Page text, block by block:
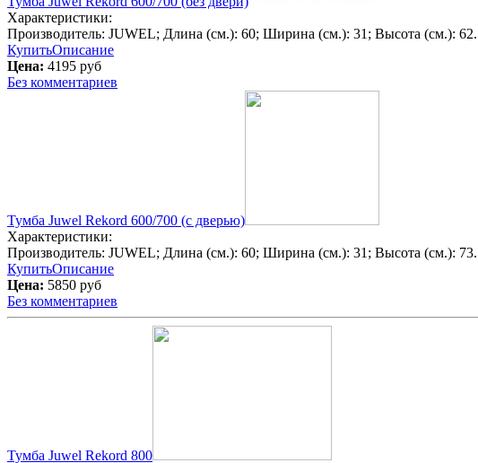
Характеристики:
Производитель: JUWEL; Длина (см.): 60; Ширина (см.): 31 ; Высота (см.): 62.
КупитьОписание
Цена: 4195 руб
Без комментариев
Тумба Juwel Rekord 600/700 (с дверью)
Характеристики:
Производитель: JUWEL; Длина (см.): 60; Ширина (см.): 31 ; Высота (см.): 73.
КупитьОписание
Цена: 5850 руб
Без комментариев
Тумба Juwel Rekord 800